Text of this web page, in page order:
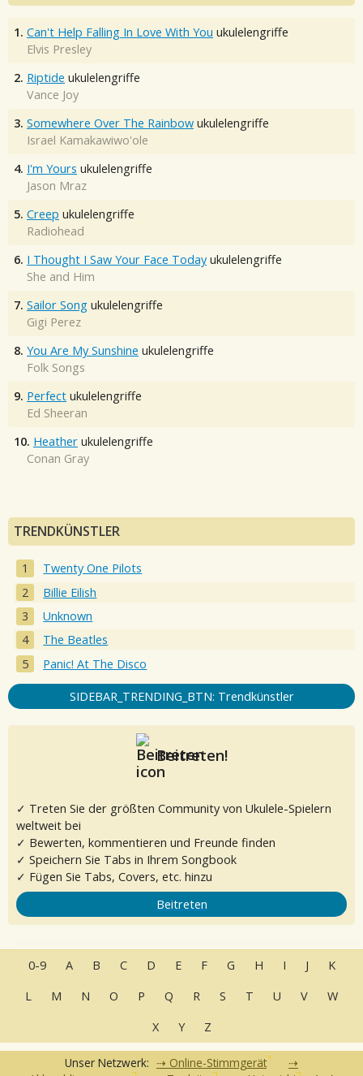
1. Can't Help Falling In Love With You ukulelengriffe
Elvis Presley
2. Riptide ukulelengriffe
Vance Joy
3. Somewhere Over The Rainbow ukulelengriffe
Israel Kamakawiwo'ole
4. I'm Yours ukulelengriffe
Jason Mraz
5. Creep ukulelengriffe
Radiohead
6. I Thought I Saw Your Face Today ukulelengriffe
She and Him
7. Sailor Song ukulelengriffe
Gigi Perez
8. You Are My Sunshine ukulelengriffe
Folk Songs
9. Perfect ukulelengriffe
Ed Sheeran
10. Heather ukulelengriffe
Conan Gray
TRENDKÜNSTLER
Twenty One Pilots
Billie Eilish
Unknown
The Beatles
Panic! At The Disco
SIDEBAR_TRENDING_BTN: Trendkünstler
Beitreten!
✓ Treten Sie der größten Community von Ukulele-Spielern
weltweit bei
✓ Bewerten, kommentieren und Freunde finden
✓ Speichern Sie Tabs in Ihrem Songbook
✓ Fügen Sie Tabs, Covers, etc. hinzu
Beitreten
0-9 A B C D E F G H I J
K
L
M N O P Q R S T U V
W
X
Y Z
Unser Netzwerk:
Online-Stimmgerät